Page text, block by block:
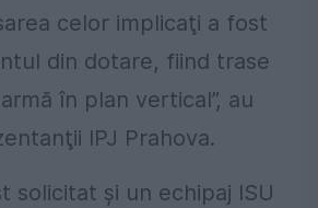
celor implicaţi a fost
din dotare, fiind trase
în plan vertical”, au
IPJ Prahova.
solicitat şi un echipaj ISU